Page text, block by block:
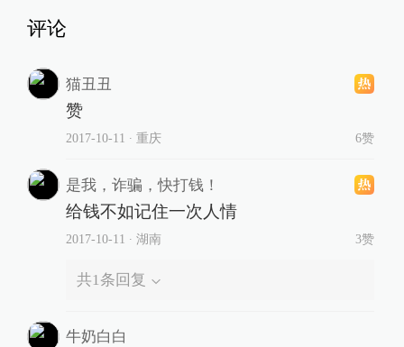
评论
猫丑丑
赞
2017-10-11 ∙ 重庆 6赞
是我，诈骗，快打钱！
给钱不如记住一次人情
2017-10-11 ∙ 湖南 3赞
共1条回复
牛奶白白